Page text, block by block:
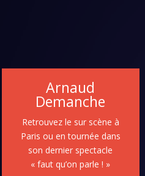
Arnaud
Demanche
Retrouvez le sur scène à
Paris ou en tournée dans
son dernier spectacle
« faut qu’on parle ! »